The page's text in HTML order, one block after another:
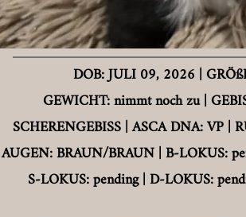
DOB: JULI 09, 2026 |
GEWICHT: nimmt noch zu |
SCHERENGEBISS | ASCA DNA: VP |
AUGEN: BRAUN/BRAUN |B-LOKUS:
S-LOKUS: pending |D-LOKUS: